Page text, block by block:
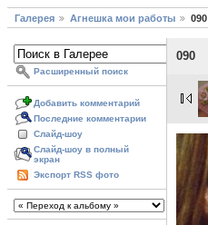
Галерея Агнешка мои работы 090
Расширенный поиск
Добавить комментарий
Последние комментарии
Слайд-шоу
Слайд-шоу в полный
экран
Экспорт RSS фото
090